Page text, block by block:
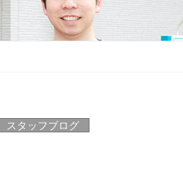
スタッフブログ